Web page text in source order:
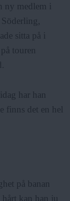
ny medlem i
sitta på i
touren
har han
finns det en hel
på banan
kan han ju